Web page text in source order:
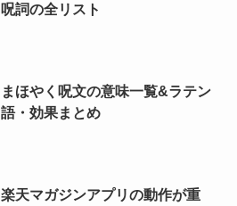
呪詞の全リスト
まほやく呪文の意味一覧&ラテン
語・効果まとめ
楽天マガジンアプリの動作が重